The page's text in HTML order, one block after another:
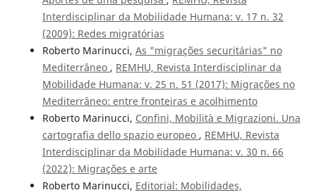
Interdisciplinar da Mobilidade Humana: v. 17 n. 32
(2009): Redes migratórias
Roberto Marinucci, As "migrações securitárias" no
Mediterrâneo , REMHU, Revista Interdisciplinar da
Mobilidade Humana: v. 25 n. 51 (2017): Migrações no
Mediterrâneo: entre fronteiras e acolhimento
Roberto Marinucci, Confini, Mobilità e Migrazioni. Una
cartografia dello spazio europeo , REMHU, Revista
Interdisciplinar da Mobilidade Humana: v. 30 n. 66
(2022): Migrações e arte
Roberto Marinucci, Editorial: Mobilidades,